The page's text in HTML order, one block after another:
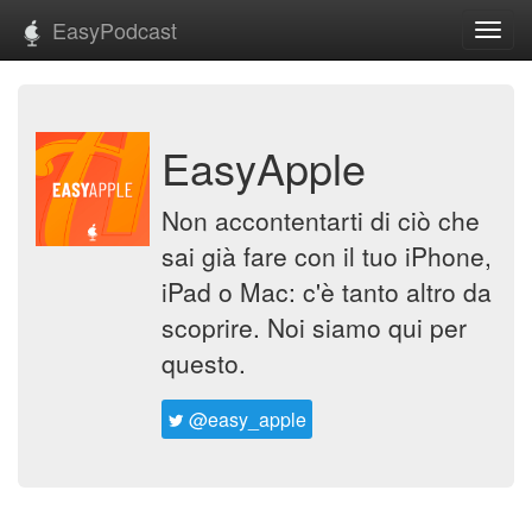
EasyPodcast
EasyApple
Non accontentarti di ciò che
sai già fare con il tuo iPhone,
iPad o Mac: c'è tanto altro da
scoprire. Noi siamo qui per
questo.
@easy_apple